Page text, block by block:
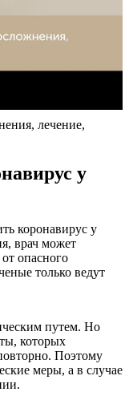
лечение,
у
коронавирус у
врач может
опасного
только ведут
путем. Но
которых
Поэтому
меры, а в случае